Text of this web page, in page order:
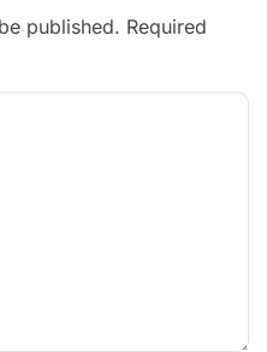
published. Required